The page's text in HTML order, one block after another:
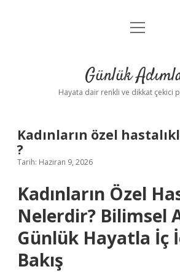
Anasayfa
Yasal Uyarı
menüyü
Günlük
Hayata dair renkli ve dikkat çekici
Kadınların özel
?
Tarih: Haziran 9, 2026
Kadınların Özel
Nelerdir? Bilimsel
Günlük Hayatla İç
Bakış